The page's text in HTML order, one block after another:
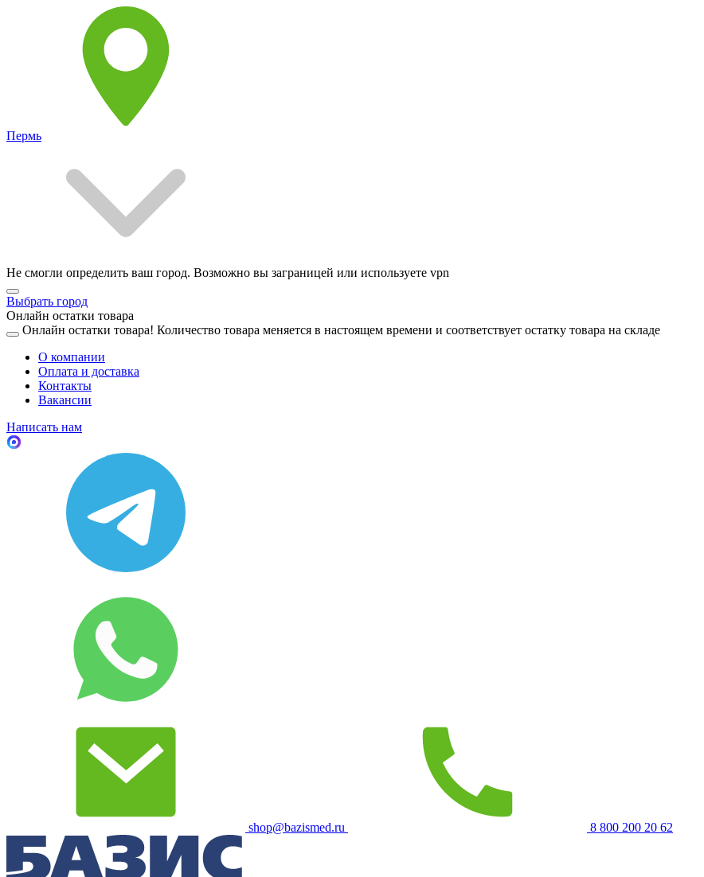
Пермь
Не смогли определить ваш город. Возможно вы заграницей или используете vpn
Выбрать город
Онлайн остатки товара
Онлайн остатки товара! Количество товара меняется в настоящем времени и соответствует остатку товара на складе
О компании
Оплата и доставка
Контакты
Вакансии
Написать нам
shop@bazismed.ru 8 800 200 20 62